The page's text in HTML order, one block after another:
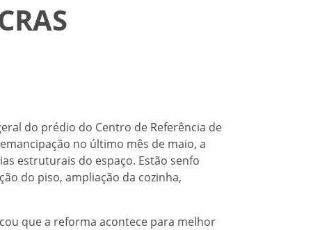
do prédio do Centro de Referência de
no último mês de maio, a
estruturais do espaço. Estão senfo
do piso, ampliação da cozinha,
que a reforma acontece para melhor